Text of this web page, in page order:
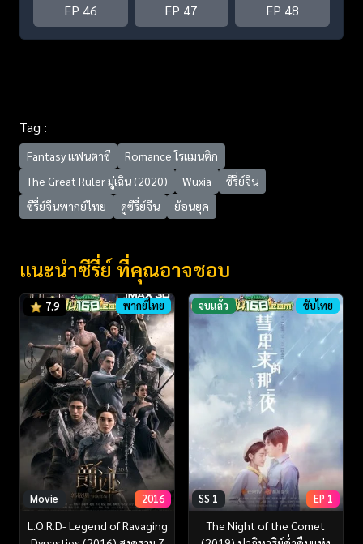
EP 46 EP 47 EP 48
Tag :
Fantasy แฟนตาซี
Romance โรแมนติก
The Great Ruler มู่เฉิน (2020)
Wuxia
ซีรี่ย์จีน
ซีรี่ย์จีนพากย์ไทย
ดูซีรี่ย์จีน ย้อนยุค
แนะนำซีรี่ย์ ที่คุณอาจชอบ
7.9 พากย์ไทย
Movie 2016
L.O.R.D- Legend of Ravaging
จบแล้ว ซับไทย
SS 1 EP 1
The Night of the Comet